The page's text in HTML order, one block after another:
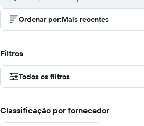
Ordenar por:Mais recentes
Filtros
Todos os filtros
Classificação por fornecedor